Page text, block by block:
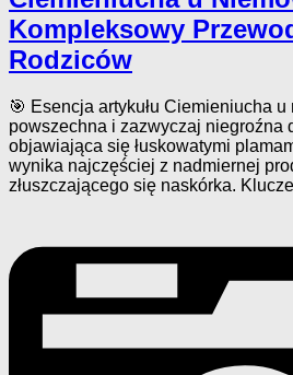
Kompleksowy
Rodziców
🎯 Esencja artykułu Ciemieniucha
powszechna i zazwyczaj niegroźna
objawiająca się łuskowatymi
wynika najczęściej z nadmiernej
złuszczającego się naskórka.